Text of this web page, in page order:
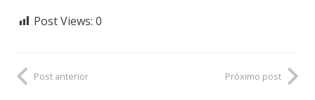
Post Views: 0
Post anterior Próximo post